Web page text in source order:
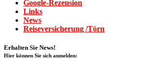
Google-Rezension
Links
News
Reiseversicherung /Törn
Erhalten Sie News!
Hier können Sie sich anmelden: